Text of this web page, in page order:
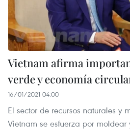
Vietnam afirma
verde y economía
16/01/2021 04:00
El sector de recursos naturales y
Vietnam se esfuerza por moldear